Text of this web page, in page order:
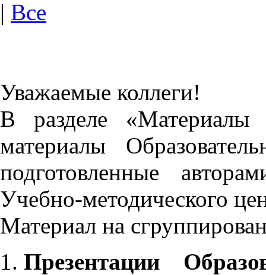
| Все
Уважаемые коллеги!
В разделе «Материалы
материалы
подготовленные
Учебно-методического
Материал на
Презентации